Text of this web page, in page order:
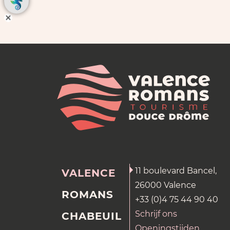
VALENCE
ROMANS
CHABEUIL
11 boulevard Bancel,
26000 Valence
+33 (0)4 75 44 90 40
Schrijf ons